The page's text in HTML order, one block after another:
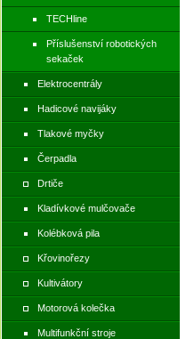
TECHline
Příslušenství robotických
sekaček
Elektrocentrály
Hadicové navijáky
Tlakové myčky
Čerpadla
Drtiče
Kladívkové mulčovače
Kolébková pila
Křovinořezy
Kultivátory
Motorová kolečka
Multifunkční stroje